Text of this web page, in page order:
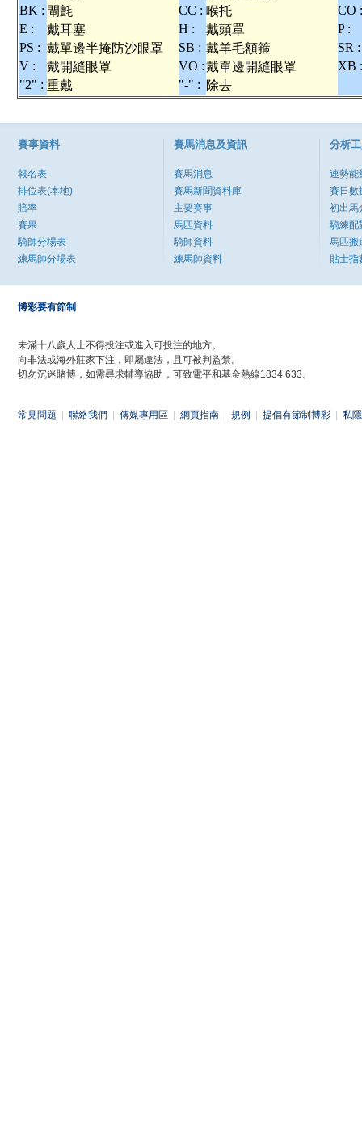
BK : 閘氈 CC : 喉托
CO :
E :
戴耳塞 H : 戴頭罩
P :
PS : 戴單邊半掩防沙眼罩 SB : 戴羊毛額箍
SR :
V :
戴開縫眼罩 VO :戴單邊開縫眼罩
XB :
"2" : 重戴 "-" : 除去
賽事資料
報名表
排位表(本地)
賠率
賽果
騎師分場表
練馬師分場表
賽馬消息及資訊
賽馬消息
賽馬新聞資料庫
主要賽事
馬匹資料
騎師資料
練馬師資料
分析
速勢能
賽日數
初出馬
騎練配
馬匹搬
貼士指
博彩要有節制
未滿十八歲人士不得投注或進入可投注的地方。
向非法或海外莊家下注，即屬違法，且可被判監禁。
切勿沉迷賭博，如需尋求輔導協助，可致電平和基金熱線1834 633。
常見問題 聯絡我們 傳媒專用區 網頁指南 規例 提倡有節制博彩 私